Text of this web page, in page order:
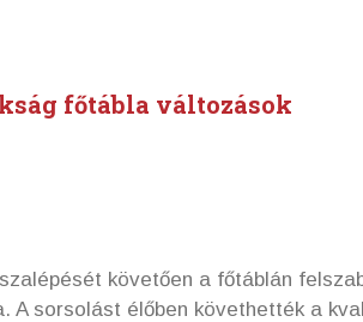
főtábla változások
követően a főtáblán
A sorsolást élőben követhették a